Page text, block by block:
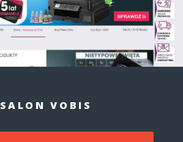
SALON VOBIS